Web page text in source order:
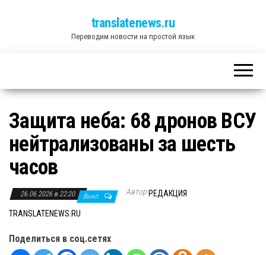
translatenews.ru
Переводим новости на простой язык
Защита неба: 68 дронов ВСУ
нейтрализованы за шесть
часов
26.06.2026 в 22:20 Выкл. Автор РЕДАКЦИЯ
TRANSLATENEWS.RU
Поделиться в соц.сетях